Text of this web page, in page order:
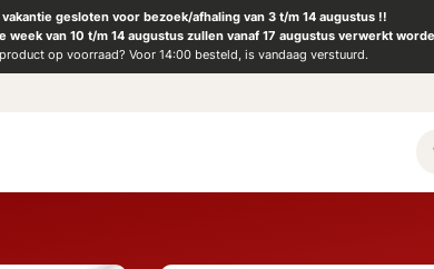
gesloten voor bezoek/afhaling van 3 t/m 14 augustus !!
week van 10 t/m 14 augustus zullen vanaf 17 augustus verwerkt
op voorraad? Voor 14:00 besteld, is vandaag verstuurd.